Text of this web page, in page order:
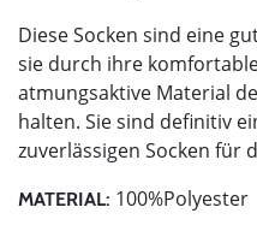
Diese Socken sind eine
sie durch ihre
atmungsaktive Material
halten. Sie sind definitiv
zuverlässigen Socken für
MATERIAL: 100%Polyester